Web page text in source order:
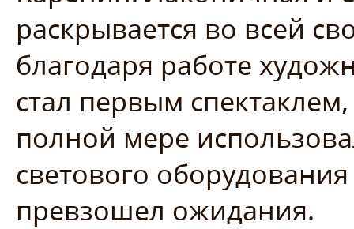
раскрывается во всей
благодаря работе
стал первым
полной мере
светового оборудования
превзошел ожидания.